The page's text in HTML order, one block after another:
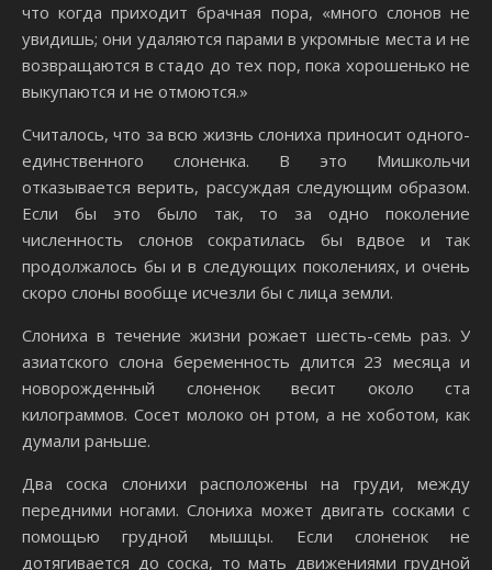
что когда приходит брачная пора, «много слонов не
увидишь; они удаляются парами в укромные места и не
возвращаются в стадо до тех пор, пока хорошенько не
выкупаются и не отмоются.»
Считалось, что за всю жизнь слониха приносит одного-
единственного слоненка. В это Мишкольчи
отказывается верить, рассуждая следующим образом.
Если бы это было так, то за одно поколение
численность слонов сократилась бы вдвое и так
продолжалось бы и в следующих поколениях, и очень
скоро слоны вообще исчезли бы с лица земли.
Слониха в течение жизни рожает шесть-семь раз. У
азиатского слона беременность длится 23 месяца и
новорожденный слоненок весит около ста
килограммов. Сосет молоко он ртом, а не хоботом, как
думали раньше.
Два соска слонихи расположены на груди, между
передними ногами. Слониха может двигать сосками с
помощью грудной мышцы. Если слоненок не
дотягивается до соска, то мать движениями грудной